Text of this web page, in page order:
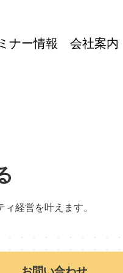
ナー情報 会社案内
経営を叶えます。